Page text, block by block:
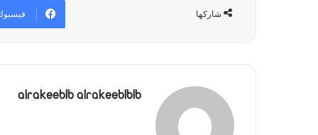
شاركها
alrakeeblb alrakeeblblb